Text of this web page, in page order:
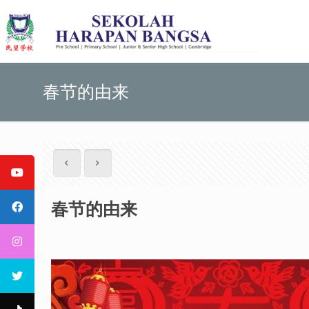
春节的由来
春节的由来